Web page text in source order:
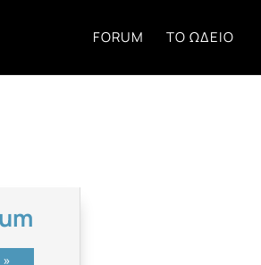
FORUM ΤΟ ΩΔΕΊΟ